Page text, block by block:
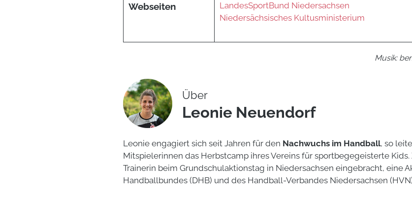
Webseiten
LandesSportBund Niedersachsen
Niedersächsisches Kultusministerium
Musik:
Über
Leonie Neuendorf
Leonie engagiert sich seit Jahren für den Nachwuchs im Handball, so
Mitspielerinnen das Herbstcamp ihres Vereins für sportbegegeisterte Kids.
Trainerin beim Grundschulaktionstag in Niedersachsen eingebracht, eine
Handballbundes (DHB) und des Handball-Verbandes Niedersachsen